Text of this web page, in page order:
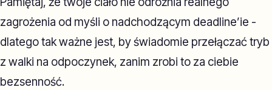
zagrożenia od myśli o nadchodzącym deadline’ie -
dlatego tak ważne jest, by świadomie przełączać tryb
z walki na odpoczynek, zanim zrobi to za ciebie
bezsenność.